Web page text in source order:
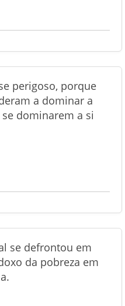
perigoso, porque
a dominar a
dominarem a si
se defrontou em
da pobreza em